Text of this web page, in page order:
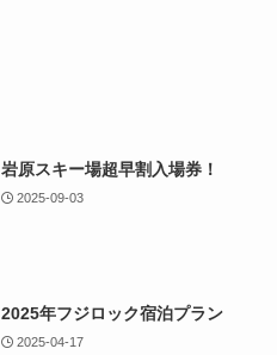
岩原スキー場超早割入場券！
2025-09-03
2025年フジロック宿泊プラン
2025-04-17